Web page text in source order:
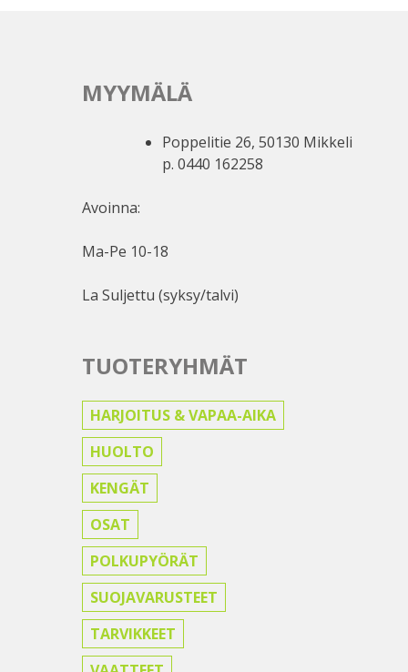
MYYMÄLÄ
Poppelitie 26, 50130 Mikkeli
p. 0440 162258
Avoinna:
Ma-Pe 10-18
La Suljettu (syksy/talvi)
TUOTERYHMÄT
HARJOITUS & VAPAA-AIKA
HUOLTO
KENGÄT
OSAT
POLKUPYÖRÄT
SUOJAVARUSTEET
TARVIKKEET